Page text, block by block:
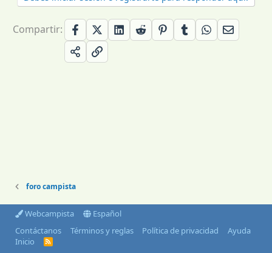
Compartir:
foro campista
Webcampista
Español
Contáctanos
Términos y reglas Política de privacidad
Ayuda
Inicio
R